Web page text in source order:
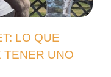
LO QUE
TENER UNO